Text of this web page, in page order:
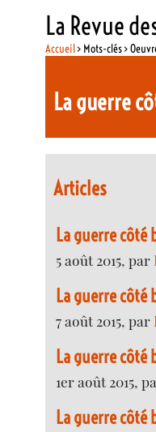
La Revue
Accueil> Mots-clés >
La guerre
Articles
La guerre côté
5 août 2015, par
La guerre côté
7 août 2015, par
La guerre côté
1er août 2015,
La guerre